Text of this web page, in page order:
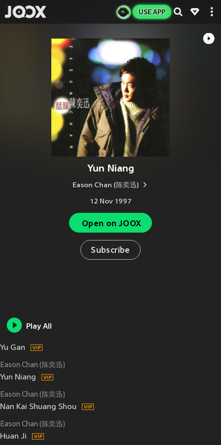
USE APP
Yun Niang
Eason Chan (陈奕迅)
12 Nov 1997
Open on JOOX
Subscribe
Play All
Yu Gan
Eason Chan (陈奕迅)
Yun Niang
Eason Chan (陈奕迅)
Nan Kai Shuang Shou
Eason Chan (陈奕迅)
Huan Ji